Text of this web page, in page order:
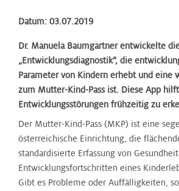
Datum: 03.07.2019
Dr. Manuela Baumgartner entwickelte
„Entwicklungsdiagnostik“, die
Parameter von Kindern erhebt und eine
zum Mutter-Kind-Pass ist. Diese App
Entwicklungsstörungen frühzeitig zu
Der Mutter-Kind-Pass (MKP) ist eine
österreichische Einrichtung, die
standardisierte Erfassung von
Entwicklungsfortschritten eines
Gibt es Probleme oder Auffälligkeiten,